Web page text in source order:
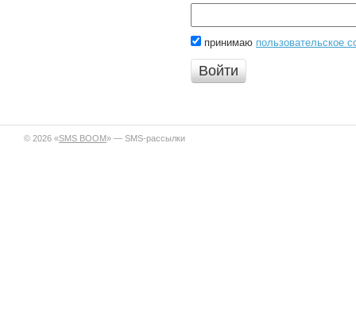
принимаю пользовательское
Войти
© 2026 «SMS BOOM» — SMS-рассылки